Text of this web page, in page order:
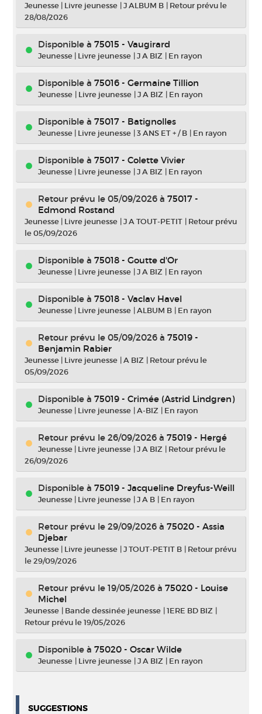
Jeunesse | Livre jeunesse |J ALBUM B | Retour prévu le
28/08/2026
Disponible à 75015 - Vaugirard
Jeunesse | Livre jeunesse |J A BIZ | En rayon
Disponible à 75016 - Germaine Tillion
Jeunesse | Livre jeunesse |J A BIZ | En rayon
Disponible à 75017 - Batignolles
Jeunesse | Livre jeunesse |3 ANS ET + / B | En rayon
Disponible à 75017 - Colette Vivier
Jeunesse | Livre jeunesse |J A BIZ | En rayon
Retour prévu le 05/09/2026 à 75017 -
Edmond Rostand
Jeunesse | Livre jeunesse |J A TOUT-PETIT | Retour prévu
le 05/09/2026
Disponible à 75018 - Goutte d'Or
Jeunesse | Livre jeunesse |J A BIZ | En rayon
Disponible à 75018 - Vaclav Havel
Jeunesse | Livre jeunesse |ALBUM B | En rayon
Retour prévu le 05/09/2026 à 75019 -
Benjamin Rabier
Jeunesse | Livre jeunesse |A BIZ | Retour prévu le
05/09/2026
Disponible à 75019 - Crimée (Astrid Lindgren)
Jeunesse | Livre jeunesse |A-BIZ | En rayon
Retour prévu le 26/09/2026 à 75019 - Hergé
Jeunesse | Livre jeunesse |J A BIZ | Retour prévu le
26/09/2026
Disponible à 75019 - Jacqueline Dreyfus-Weill
Jeunesse | Livre jeunesse |J A B | En rayon
Retour prévu le 29/09/2026 à 75020 - Assia
Djebar
Jeunesse | Livre jeunesse |J TOUT-PETIT B | Retour prévu
le 29/09/2026
Retour prévu le 19/05/2026 à 75020 - Louise
Michel
Jeunesse | Bande dessinée jeunesse |1ERE BD BIZ |
Retour prévu le 19/05/2026
Disponible à 75020 - Oscar Wilde
Jeunesse | Livre jeunesse |J A BIZ | En rayon
SUGGESTIONS